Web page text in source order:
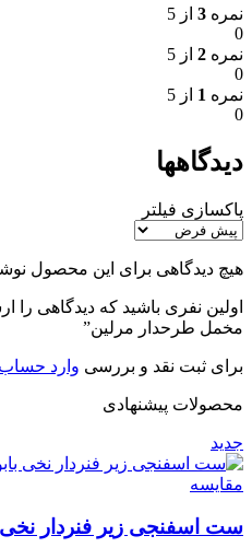
نمره 3 از 5
0
نمره 2 از 5
0
نمره 1 از 5
0
دیدگاهها
پاکسازی فیلتر
هیچ دیدگاهی برای این محصول
اولین نفری باشید که دیدگاهی
مخمل طرحدار مرلین”
برای ثبت نقد و بررسی وارد
محصولات پیشنهادی
جدید
مقایسه
ست اسفنجی زیر فنردار نخی